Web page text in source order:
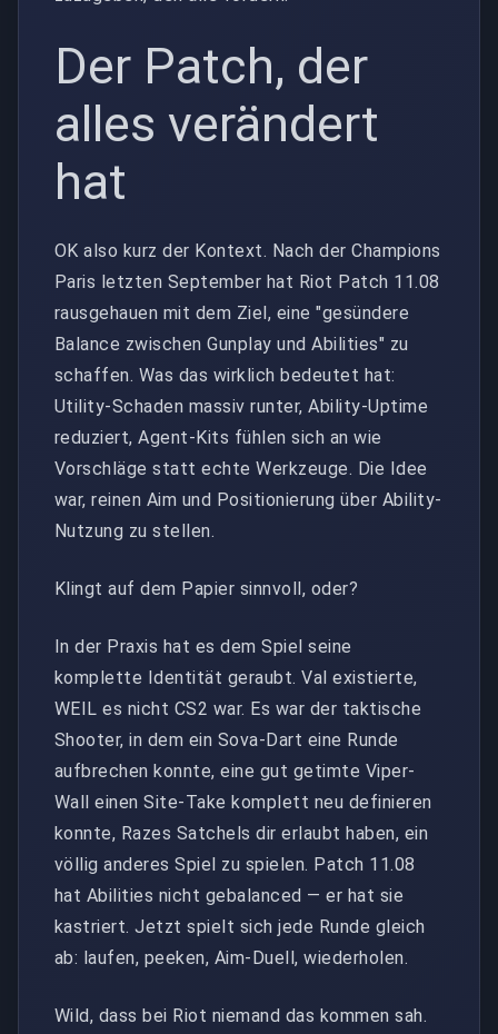
Der Patch, der
alles verändert
hat
OK also kurz der Kontext. Nach der Champions
Paris letzten September hat Riot Patch 11.08
rausgehauen mit dem Ziel, eine "gesündere
Balance zwischen Gunplay und Abilities" zu
schaffen. Was das wirklich bedeutet hat:
Utility-Schaden massiv runter, Ability-Uptime
reduziert, Agent-Kits fühlen sich an wie
Vorschläge statt echte Werkzeuge. Die Idee
war, reinen Aim und Positionierung über Ability-
Nutzung zu stellen.
Klingt auf dem Papier sinnvoll, oder?
In der Praxis hat es dem Spiel seine
komplette Identität geraubt. Val existierte,
WEIL es nicht CS2 war. Es war der taktische
Shooter, in dem ein Sova-Dart eine Runde
aufbrechen konnte, eine gut getimte Viper-
Wall einen Site-Take komplett neu definieren
konnte, Razes Satchels dir erlaubt haben, ein
völlig anderes Spiel zu spielen. Patch 11.08
hat Abilities nicht gebalanced — er hat sie
kastriert. Jetzt spielt sich jede Runde gleich
ab: laufen, peeken, Aim-Duell, wiederholen.
Wild, dass bei Riot niemand das kommen sah.